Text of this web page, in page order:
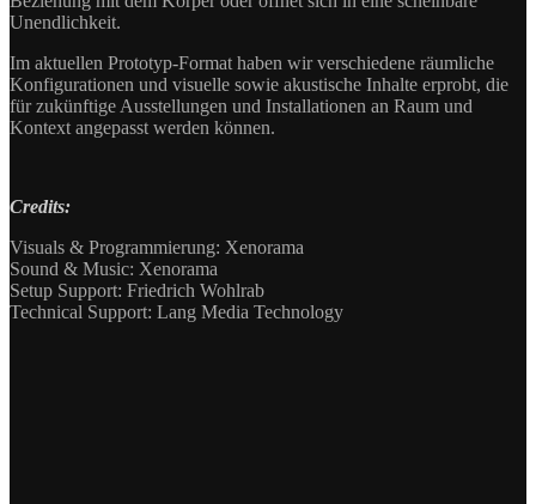
Unendlichkeit.
Im aktuellen Prototyp-Format haben wir verschiedene räumliche
Konfigurationen und visuelle sowie akustische Inhalte erprobt, die
für zukünftige Ausstellungen und Installationen an Raum und
Kontext angepasst werden können.
Credits:
Visuals & Programmierung: Xenorama
Sound & Music: Xenorama
Setup Support: Friedrich Wohlrab
Technical Support: Lang Media Technology